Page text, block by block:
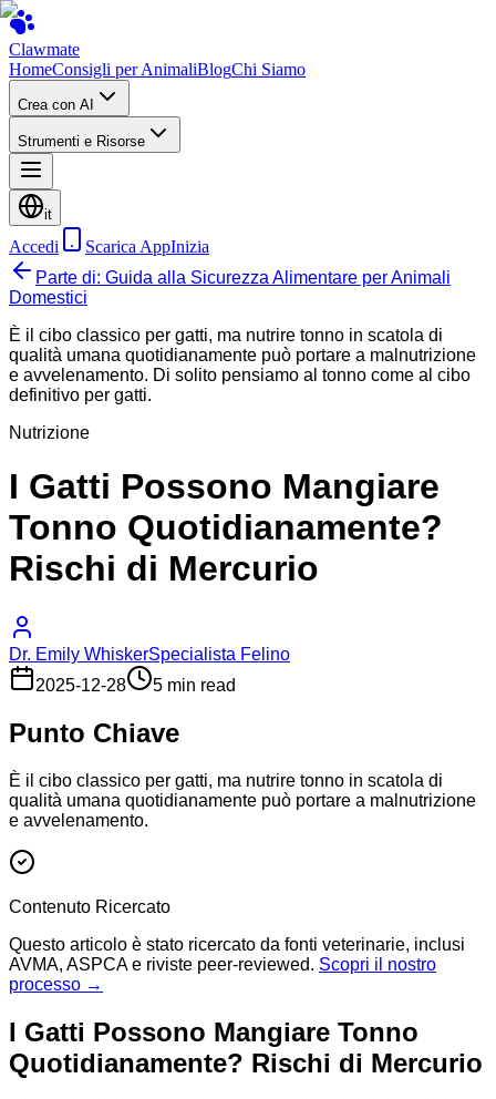
Clawmate
HomeConsigli per AnimaliBlogChi Siamo
Crea con AI
Strumenti e Risorse
it
Accedi Scarica AppInizia
Parte di: Guida alla Sicurezza Alimentare per Animali
Domestici
È il cibo classico per gatti, ma nutrire tonno in scatola di
qualità umana quotidianamente può portare a malnutrizione
e avvelenamento. Di solito pensiamo al tonno come al cibo
definitivo per gatti.
Nutrizione
I Gatti Possono Mangiare
Tonno Quotidianamente?
Rischi di Mercurio
Dr. Emily WhiskerSpecialista Felino
2025-12-28
5 min read
Punto Chiave
È il cibo classico per gatti, ma nutrire tonno in scatola di
qualità umana quotidianamente può portare a malnutrizione
e avvelenamento.
Contenuto Ricercato
Questo articolo è stato ricercato da fonti veterinarie, inclusi
AVMA, ASPCA e riviste peer-reviewed. Scopri il nostro
processo →
I Gatti Possono Mangiare Tonno
Quotidianamente? Rischi di Mercurio